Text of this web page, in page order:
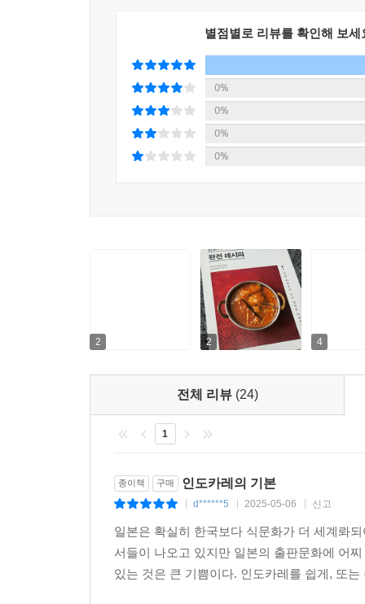
두 종류의 정통 비리아니와 간단하면서도 맛있
별점별로 리뷰를 확인해 보세
0%
0%
0%
0%
2 2 4
전체 리뷰 (24)
1
종이책 구매 인도카레의 기본
d******5 2025-05-06 신고
일본은 확실히 한국보다 식문화가 더 세계롸
서들이 나오고 있지만 일본의 출판문화에 어
있는 것은 큰 기쁨이다. 인도카레를 쉽게, 또